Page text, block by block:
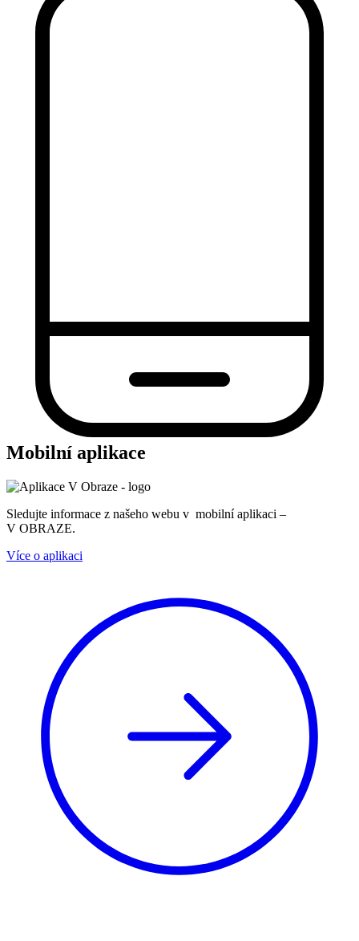
Mobilní aplikace
Sledujte informace z našeho webu v mobilní aplikaci –
V OBRAZE.
Více o aplikaci